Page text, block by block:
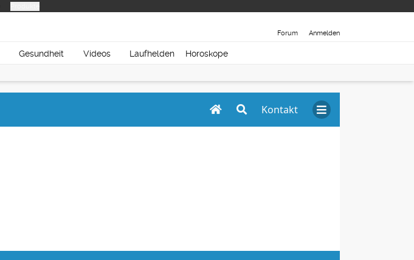
Forum Anmelden
Gesundheit Videos Laufhelden Horoskope
Kontakt